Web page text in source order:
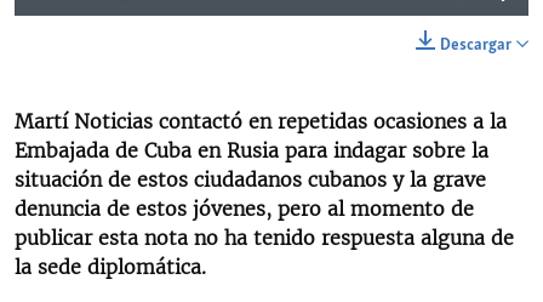
Descargar
Martí Noticias contactó en repetidas ocasiones a la
Embajada de Cuba en Rusia para indagar sobre la
situación de estos ciudadanos cubanos y la grave
denuncia de estos jóvenes, pero al momento de
publicar esta nota no ha tenido respuesta alguna de
la sede diplomática.